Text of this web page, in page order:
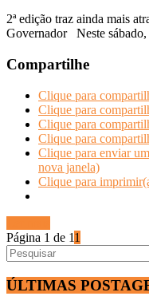
2ª edição traz ainda mais
Governador Neste sábado,
Compartilhe
Clique para
Clique para
Clique para
Clique para
Clique para enviar
nova janela)
Clique para
Página 1 de 11
ÚLTIMAS